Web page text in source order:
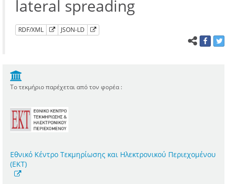
lateral spreading
RDF/XML JSON-LD
Το τεκμήριο παρέχεται από τον φορέα :
Εθνικό Κέντρο Τεκμηρίωσης και Ηλεκτρονικού Περιεχομένου
(ΕΚΤ)